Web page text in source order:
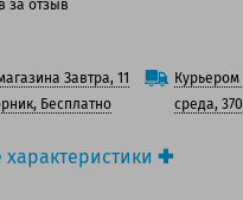
за отзыв
Завтра, 11
Бесплатно
Курьером
среда,